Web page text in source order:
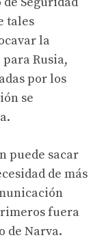
tales
la
Rusia,
por los
se
puede sacar
de más
fuera
de Narva.